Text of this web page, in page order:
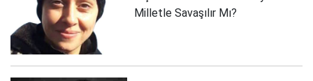
Milletle Savaşılır Mı?